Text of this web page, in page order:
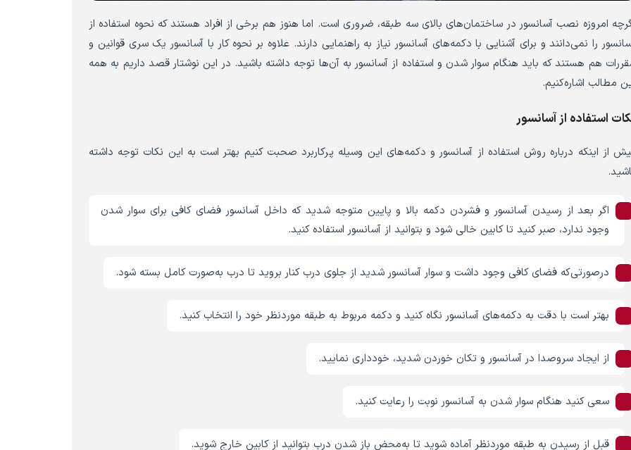
امروزه نصب آسانسور در ساختمان‌های بالای سه طبقه، ضروری است. اما هنوز هم برخی از افراد هستند که نحوه استفاده از
را نمی‌دانند و برای آشنایی با دکمه‌های آسانسور نیاز به راهنمایی دارند. علاوه بر نحوه کار با آسانسور یک سری قوانین و
هم هستند که باید هنگام سوار شدن و استفاده از آسانسور به آن‌ها توجه داشته باشید. در این نوشتار قصد داریم به همه
مطالب اشاره‌کنیم.
استفاده از آسانسور
از اینکه درباره روش استفاده از آسانسور و دکمه‌های این وسیله پرکاربرد صحبت کنیم بهتر است به این نکات توجه داشته
اگر بعد از رسیدن آسانسور و فشردن دکمه بالا و پایین متوجه شدید که داخل آسانسور فضای کافی برای سوار شدن
وجود ندارد، صبر کنید تا کابین خالی شود و بتوانید از آسانسور استفاده کنید.
درصورتی‌که فضای کافی وجود داشت و سوار آسانسور شدید از جلوی درب کنار بروید تا درب به‌صورت کامل بسته شود.
بهتر است با دقت به دکمه‌های آسانسور نگاه کنید و دکمه مربوط به طبقه موردنظر خود را انتخاب کنید.
از ایجاد سروصدا در آسانسور و تکان خوردن شدید، خودداری نمایید.
سعی کنید هنگام سوار شدن به آسانسور نوبت را رعایت کنید.
قبل از رسیدن به طبقه موردنظر آماده شوید تا به‌محض باز شدن درب بتوانید از کابین خارج شوید.